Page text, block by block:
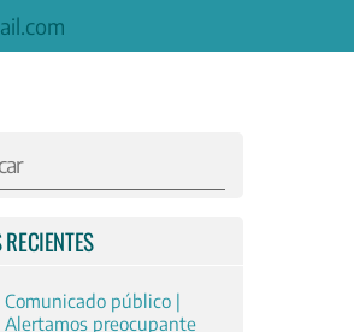
Comunicado público |
Alertamos preocupante